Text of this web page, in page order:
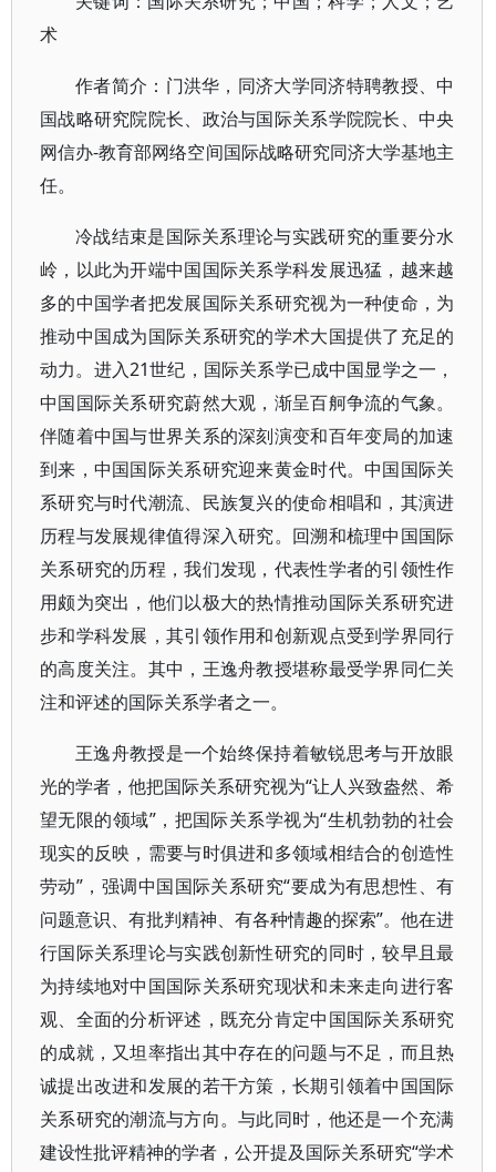
术
作者简介：门洪华，同济大学同济特聘教授、中
国战略研究院院长、政治与国际关系学院院长、中央
网信办-教育部网络空间国际战略研究同济大学基地主
任。
冷战结束是国际关系理论与实践研究的重要分水
岭，以此为开端中国国际关系学科发展迅猛，越来越
多的中国学者把发展国际关系研究视为一种使命，为
推动中国成为国际关系研究的学术大国提供了充足的
动力。进入21世纪，国际关系学已成中国显学之一，
中国国际关系研究蔚然大观，渐呈百舸争流的气象。
伴随着中国与世界关系的深刻演变和百年变局的加速
到来，中国国际关系研究迎来黄金时代。中国国际关
系研究与时代潮流、民族复兴的使命相唱和，其演进
历程与发展规律值得深入研究。回溯和梳理中国国际
关系研究的历程，我们发现，代表性学者的引领性作
用颇为突出，他们以极大的热情推动国际关系研究进
步和学科发展，其引领作用和创新观点受到学界同行
的高度关注。其中，王逸舟教授堪称最受学界同仁关
注和评述的国际关系学者之一。
王逸舟教授是一个始终保持着敏锐思考与开放眼
光的学者，他把国际关系研究视为“让人兴致盎然、希
望无限的领域”，把国际关系学视为“生机勃勃的社会
现实的反映，需要与时俱进和多领域相结合的创造性
劳动”，强调中国国际关系研究“要成为有思想性、有
问题意识、有批判精神、有各种情趣的探索”。他在进
行国际关系理论与实践创新性研究的同时，较早且最
为持续地对中国国际关系研究现状和未来走向进行客
观、全面的分析评述，既充分肯定中国国际关系研究
的成就，又坦率指出其中存在的问题与不足，而且热
诚提出改进和发展的若干方策，长期引领着中国国际
关系研究的潮流与方向。与此同时，他还是一个充满
建设性批评精神的学者，公开提及国际关系研究“学术